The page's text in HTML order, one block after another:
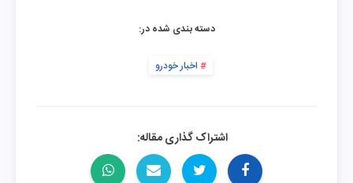
دسته بندی شده در:
اخبار خودرو
اشتراک گذاری مقاله: